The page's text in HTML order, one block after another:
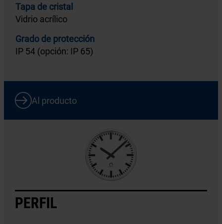
Tapa de cristal
Vidrio acrílico
Grado de protección
IP 54 (opción: IP 65)
Al producto
PERFIL